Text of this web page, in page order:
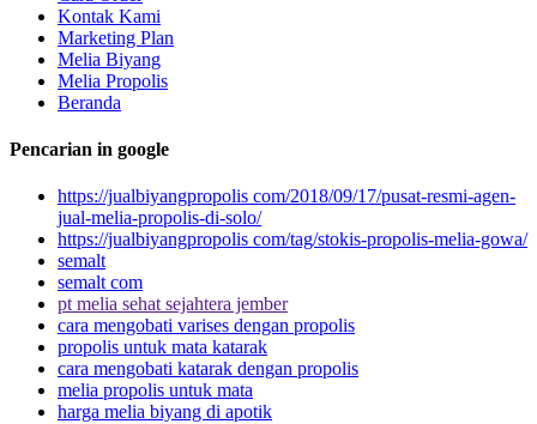
Kontak Kami
Marketing Plan
Melia Biyang
Melia Propolis
Beranda
Pencarian in google
https://jualbiyangpropolis com/2018/09/17/pusat-resmi-agen-
jual-melia-propolis-di-solo/
https://jualbiyangpropolis com/tag/stokis-propolis-melia-gowa/
semalt
semalt com
pt melia sehat sejahtera jember
cara mengobati varises dengan propolis
propolis untuk mata katarak
cara mengobati katarak dengan propolis
melia propolis untuk mata
harga melia biyang di apotik